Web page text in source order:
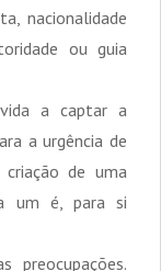
nacionalidade
ou guia
a captar a
a urgência de
de uma
um é, para si
preocupações.